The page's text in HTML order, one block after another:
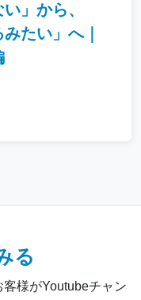
」から、
たい」へ｜
る
様がYoutubeチャン